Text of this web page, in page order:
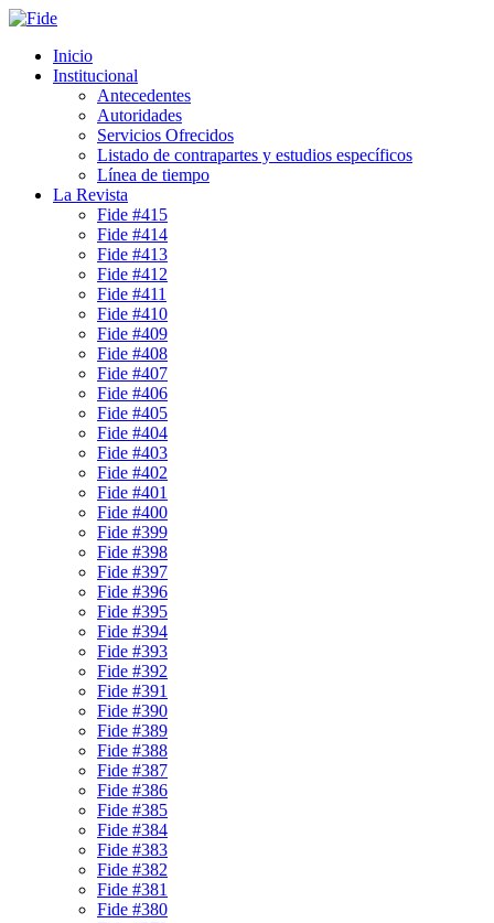
Inicio
Institucional
Antecedentes
Autoridades
Servicios Ofrecidos
Listado de contrapartes y estudios específicos
Línea de tiempo
La Revista
Fide #415
Fide #414
Fide #413
Fide #412
Fide #411
Fide #410
Fide #409
Fide #408
Fide #407
Fide #406
Fide #405
Fide #404
Fide #403
Fide #402
Fide #401
Fide #400
Fide #399
Fide #398
Fide #397
Fide #396
Fide #395
Fide #394
Fide #393
Fide #392
Fide #391
Fide #390
Fide #389
Fide #388
Fide #387
Fide #386
Fide #385
Fide #384
Fide #383
Fide #382
Fide #381
Fide #380